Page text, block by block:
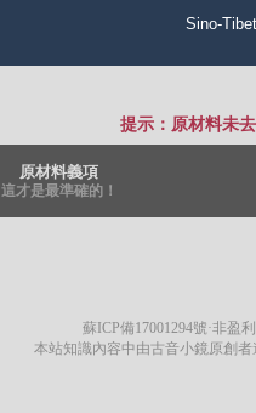
Sino-
提示：原材料未
原材料義項
這才是最準確的！
蘇ICP備17001294號·非盈
本站知識內容中由古音小鏡原創